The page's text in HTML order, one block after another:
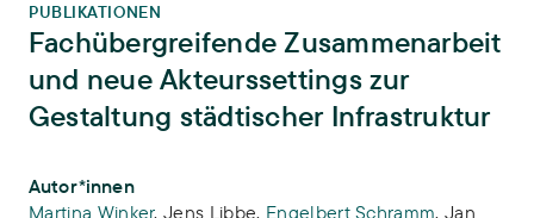
PUBLIKATIONEN
Fachübergreifende Zusammenarbeit
und neue Akteurssettings zur
Gestaltung städtischer Infrastruktur
Publikations-Infos
Autor*innen
Martina Winker,Jens Libbe, Engelbert Schramm,Jan